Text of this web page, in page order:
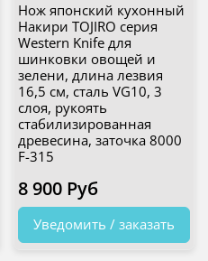
Нож японский кухонный
Накири TOJIRO серия
Western Knife для
шинковки овощей и
зелени, длина лезвия
16,5 см, сталь VG10, 3
слоя, рукоять
стабилизированная
древесина, заточка 8000
F-315
8 900 Руб
Уведомить / заказать